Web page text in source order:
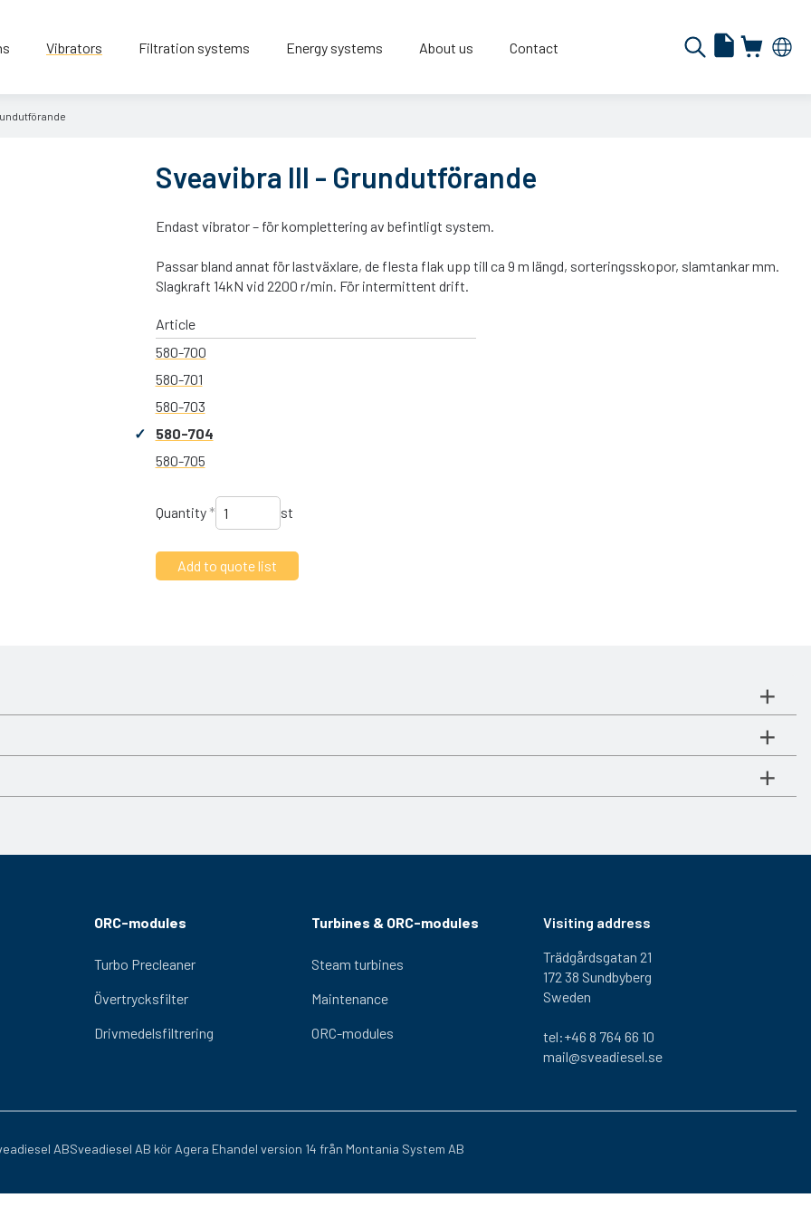
Vibrators Filtration systems Energy systems About us Contact
Sveavibra III - Grundutförande
Endast vibrator – för komplettering av befintligt system.
Passar bland annat för lastväxlare, de flesta flak upp till ca 9 m längd, sorteringsskopor, slamtankar mm.
Slagkraft 14kN vid 2200 r/min. För intermittent drift.
Article
580-700
580-701
580-703
580-704
580-705
Quantity* st
116 samt 25 m kabel, artnr 580-114
14 kN
ORC-modules
Turbo Precleaner
Övertrycksfilter
Drivmedelsfiltrering
Turbines & ORC-modules
Steam turbines
Maintenance
ORC-modules
Visiting address
Trädgårdsgatan 21
172 38 Sundbyberg
Sweden
tel:+46 8 764 66 10
mail@sveadiesel.se
ABSveadiesel AB kör Agera Ehandel version 14 från Montania System AB